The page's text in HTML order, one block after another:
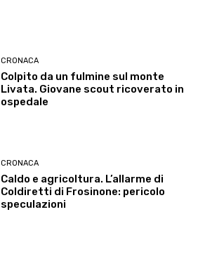
CRONACA
Colpito da un fulmine sul monte
Livata. Giovane scout ricoverato in
ospedale
CRONACA
Caldo e agricoltura. L’allarme di
Coldiretti di Frosinone: pericolo
speculazioni